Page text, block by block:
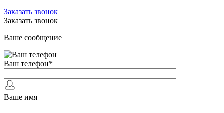
Заказать звонок
Заказать звонок
Ваше сообщение
Ваш телефон*
Ваше имя